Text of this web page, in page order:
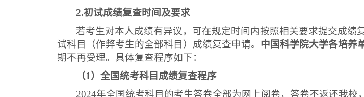
2.初试成绩复查时间及要求
若考生对本人成绩有异议，可在规定时间内按照相关要求提交成
试科目（作弊考生的全部科目）成绩复查申请。 中国科学院大学各培养
期不再受理。具体复查程序如下：
（1 ）全国统考科目成绩复查程序
2024年全国统考科目的考生答卷全部为网上阅卷，答卷不返还我